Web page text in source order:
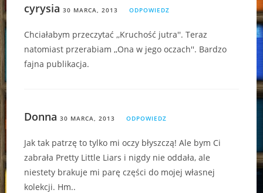
cyrysia 30 MARCA, 2013 ODPOWIEDZ
Chciałabym przeczytać ,,Kruchość jutra''. Teraz
natomiast przerabiam ,,Ona w jego oczach''. Bardzo
fajna publikacja.
Donna 30 MARCA, 2013 ODPOWIEDZ
Jak tak patrzę to tylko mi oczy błyszczą! Ale bym Ci
zabrała Pretty Little Liars i nigdy nie oddała, ale
niestety brakuje mi parę części do mojej własnej
kolekcji. Hm..